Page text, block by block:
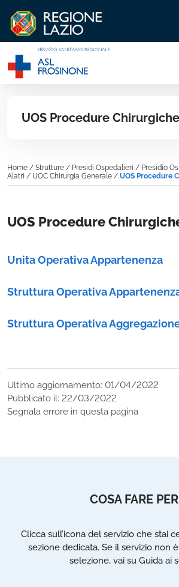
UOS Procedure
Home / Strutture / Presidi Ospedalieri / Presidio
Alatri / UOC Chirurgia Generale / UOS Procedure
UOS Procedure
Unita Operativa Appartenenza
Struttura Operativa
Struttura Operativa
Ultimo aggiornamento: 01/04/2022
Pubblicato il: 22/03/2022
Segnala errore in questa pagina
COSA FARE PER
Clicca sull’icona del servizio che stai
sezione dedicata. Se il servizio non
selezione, vai su Guida ai